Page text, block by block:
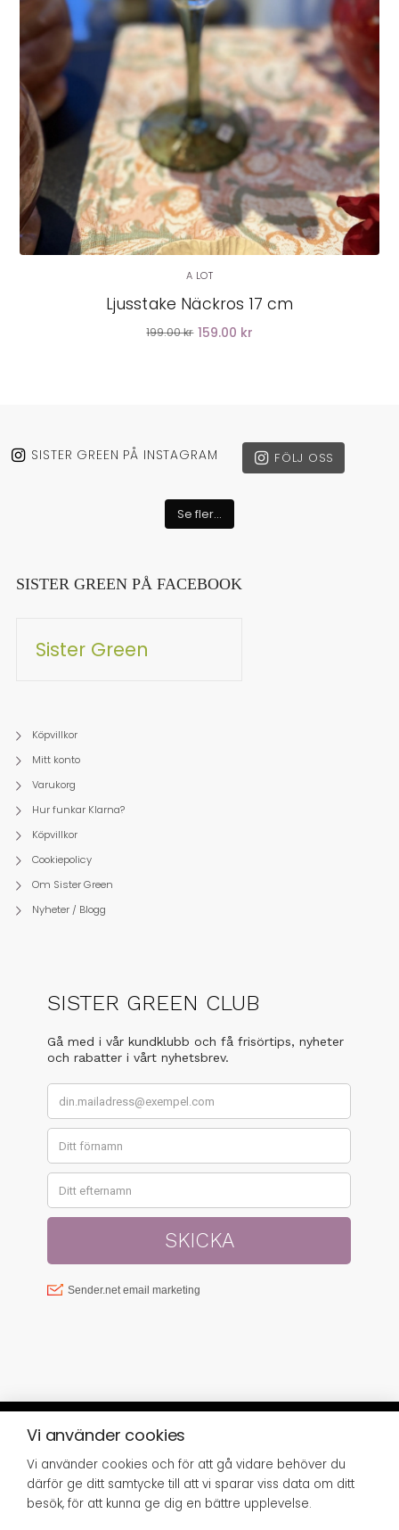
LÄGG I VARUKORG
A LOT
Ljusstake Näckros 17 cm
199.00 kr 159.00 kr
SISTER GREEN PÅ INSTAGRAM FÖLJ OSS
Se fler...
SISTER GREEN PÅ FACEBOOK
Sister Green
Köpvillkor
Mitt konto
Varukorg
Hur funkar Klarna?
Köpvillkor
Cookiepolicy
Om Sister Green
Nyheter / Blogg
© SISTER GREEN 2023 | FRISÖRGÅRDEN
SUNDSVALL AB, SJÖGATAN 8, 852 34
SUNDSVALL,INFO@SISTERGREEN.SE
Vi använder cookies
Vi använder cookies och för att gå vidare behöver du
därför ge ditt samtycke till att vi sparar viss data om ditt
besök, för att kunna ge dig en bättre upplevelse.